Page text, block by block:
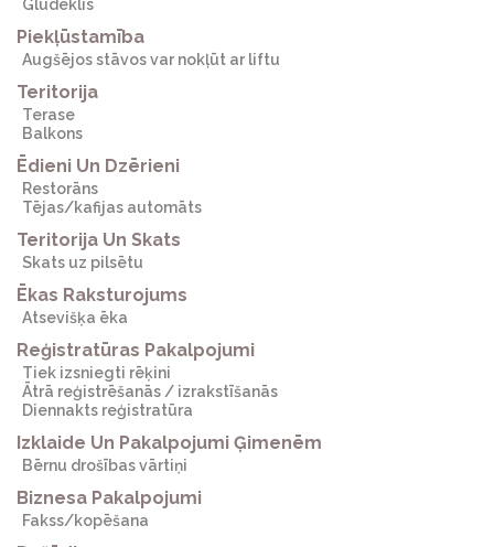
Gludeklis
Piekļūstamība
Augšējos stāvos var nokļūt ar liftu
Teritorija
Terase
Balkons
Ēdieni Un Dzērieni
Restorāns
Tējas/kafijas automāts
Teritorija Un Skats
Skats uz pilsētu
Ēkas Raksturojums
Atsevišķa ēka
Reģistratūras Pakalpojumi
Tiek izsniegti rēķini
Ātrā reģistrēšanās / izrakstīšanās
Diennakts reģistratūra
Izklaide Un Pakalpojumi Ģimenēm
Bērnu drošības vārtiņi
Biznesa Pakalpojumi
Fakss/kopēšana